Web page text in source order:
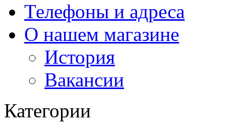
Телефоны и адреса
О нашем магазине
История
Вакансии
Категории